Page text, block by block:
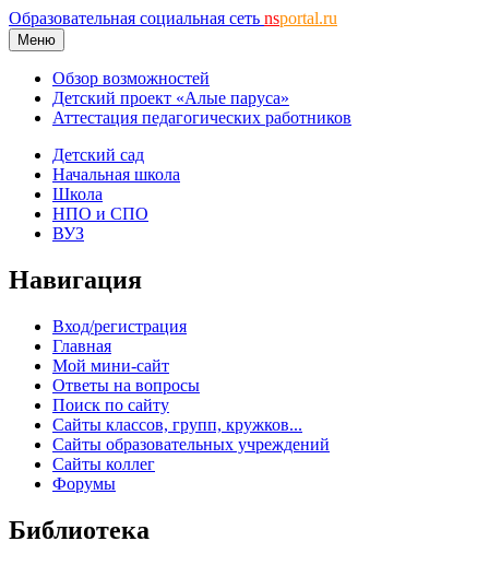
Образовательная социальная сеть nsportal.ru
Меню
Обзор возможностей
Детский проект «Алые паруса»
Аттестация педагогических работников
Детский сад
Начальная школа
Школа
НПО и СПО
ВУЗ
Навигация
Вход/регистрация
Главная
Мой мини-сайт
Ответы на вопросы
Поиск по сайту
Сайты классов, групп, кружков...
Сайты образовательных учреждений
Сайты коллег
Форумы
Библиотека